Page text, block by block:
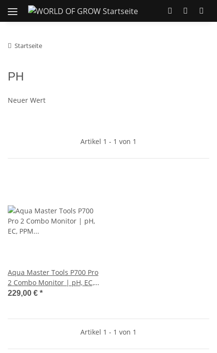
Startseite
PH
Neuer Wert
Artikel 1 - 1 von 1
Aqua Master Tools P700 Pro
2 Combo Monitor | pH, EC,
PPM & Temp Dauer-
229,00 € *
Artikel 1 - 1 von 1